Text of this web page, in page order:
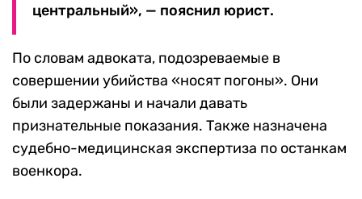
центральный», — пояснил юрист.
По словам адвоката, подозреваемые в
совершении убийства «носят погоны». Они
были задержаны и начали давать
признательные показания. Также назначена
судебно-медицинская экспертиза по останкам
военкора.